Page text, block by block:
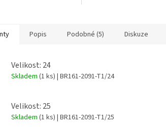
Popis Podobné (5) Diskuze
Velikost: 24
Skladem (1 ks) | BR161-2091-T1/24
Velikost: 25
Skladem (1 ks) | BR161-2091-T1/25